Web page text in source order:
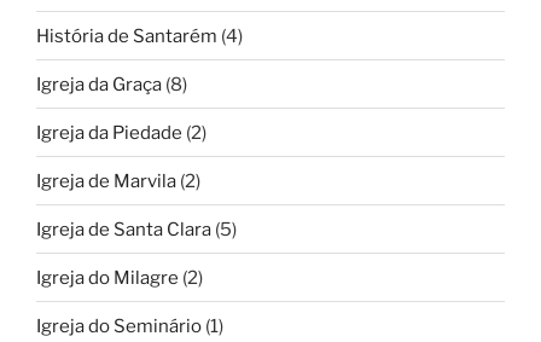
História de Santarém (4)
Igreja da Graça (8)
Igreja da Piedade (2)
Igreja de Marvila (2)
Igreja de Santa Clara (5)
Igreja do Milagre (2)
Igreja do Seminário (1)